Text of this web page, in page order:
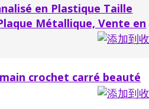
en Plastique Taille
Métallique, Vente en
crochet carré beauté